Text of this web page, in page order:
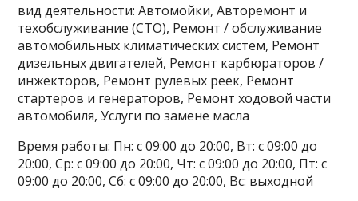
вид деятельности: Автомойки, Авторемонт и
техобслуживание (СТО), Ремонт / обслуживание
автомобильных климатических систем, Ремонт
дизельных двигателей, Ремонт карбюраторов /
инжекторов, Ремонт рулевых реек, Ремонт
стартеров и генераторов, Ремонт ходовой части
автомобиля, Услуги по замене масла
Время работы: Пн: с 09:00 до 20:00, Вт: с 09:00 до
20:00, Ср: с 09:00 до 20:00, Чт: с 09:00 до 20:00, Пт: с
09:00 до 20:00, Сб: с 09:00 до 20:00, Вс: выходной